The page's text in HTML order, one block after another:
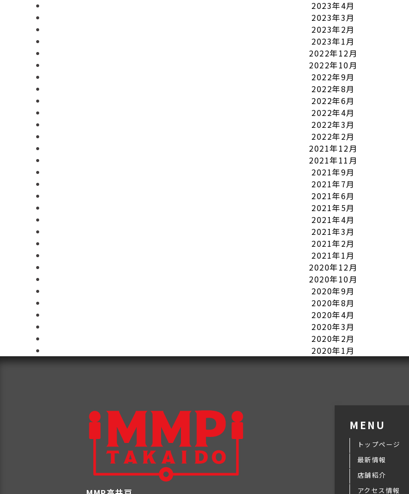
2023年4月
2023年3月
2023年2月
2023年1月
2022年12月
2022年10月
2022年9月
2022年8月
2022年6月
2022年4月
2022年3月
2022年2月
2021年12月
2021年11月
2021年9月
2021年7月
2021年6月
2021年5月
2021年4月
2021年3月
2021年2月
2021年1月
2020年12月
2020年10月
2020年9月
2020年8月
2020年4月
2020年3月
2020年2月
2020年1月
MENU
トップページ
最新情報
店舗紹介
アクセス情報